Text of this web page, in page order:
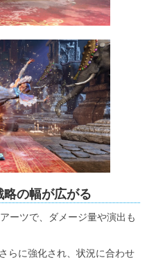
の幅が広がる
ーツで、ダメージ量や演出も
らに強化され、状況に合わせ